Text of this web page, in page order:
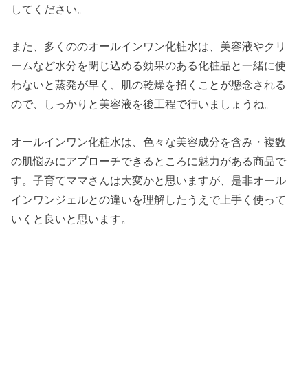
してください。
また、多くののオールインワン化粧水は、美容液やクリ
ームなど水分を閉じ込める効果のある化粧品と一緒に使
わないと蒸発が早く、肌の乾燥を招くことが懸念される
ので、しっかりと美容液を後工程で行いましょうね。
オールインワン化粧水は、色々な美容成分を含み・複数
の肌悩みにアプローチできるところに魅力がある商品で
す。子育てママさんは大変かと思いますが、是非オール
インワンジェルとの違いを理解したうえで上手く使って
いくと良いと思います。